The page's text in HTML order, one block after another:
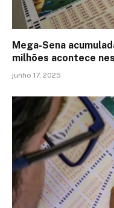
Mega-Sena
milhões acontece
junho 17, 2025